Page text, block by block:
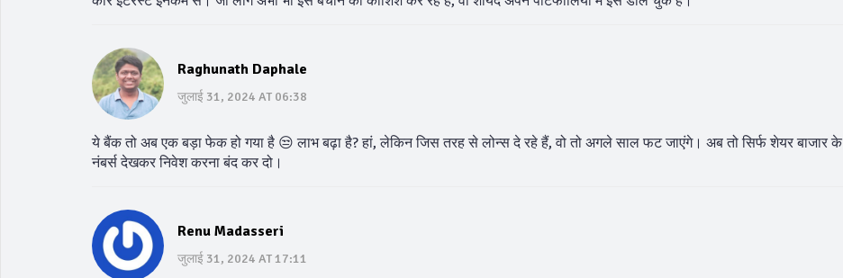
Raghunath Daphale
जुलाई 31, 2024 AT 06:38
ये बैंक तो अब एक बड़ा फेक हो गया है 😒 लाभ बढ़ा है? हां, लेकिन जिस तरह से लोन्स दे रहे हैं, वो तो अगले साल फट जाएंगे। अब तो सिर्फ शेयर बाजार के
नंबर्स देखकर निवेश करना बंद कर दो।
Renu Madasseri
जुलाई 31, 2024 AT 17:11